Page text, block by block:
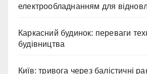
електрообладнанням для
Каркасний будинок: переваги
будівництва
Київ: тривога через балістичні